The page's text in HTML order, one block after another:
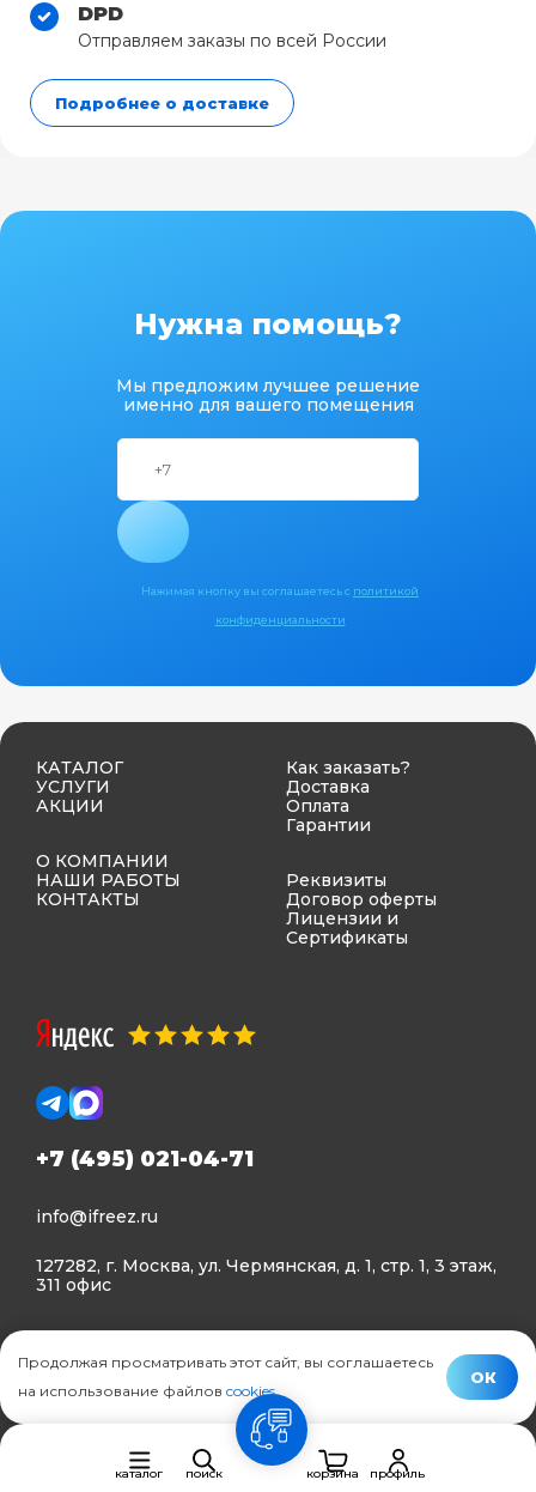
DPD
Отправляем заказы по всей России
Подробнее о доставке
Нужна помощь?
Мы предложим лучшее решение
именно для вашего помещения
Нажимая кнопку вы соглашаетесь с политикой
конфиденциальности
КАТАЛОГ
УСЛУГИ
АКЦИИ
О КОМПАНИИ
НАШИ РАБОТЫ
КОНТАКТЫ
Как заказать?
Доставка
Оплата
Гарантии
Реквизиты
Договор оферты
Лицензии и
Сертификаты
+7 (495) 021-04-71
info@ifreez.ru
127282, г. Москва, ул. Чермянская, д. 1, стр. 1, 3 этаж,
311 офис
Политика конфиденциальности
Политика использования Cookies
© Ifreez - продажа и установка климатической техники,
каталог поиск
связь
корзина
профиль
Продолжая просматривать этот сайт, вы соглашаетесь
на использование файлов cookies.
ОК